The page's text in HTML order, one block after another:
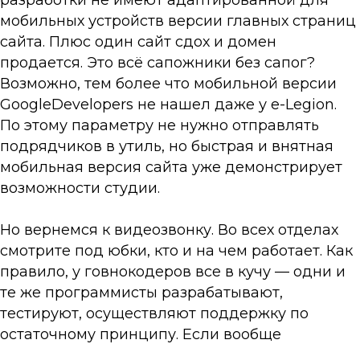
мобильных устройств версии главных страниц
сайта. Плюс один сайт сдох и домен
продается. Это всё сапожники без сапог?
Возможно, тем более что мобильной версии
GoogleDevelopers не нашел даже у e-Legion.
По этому параметру не нужно отправлять
подрядчиков в утиль, но быстрая и внятная
мобильная версия сайта уже демонстрирует
возможности студии.
Но вернемся к видеозвонку. Во всех отделах
смотрите под юбки, кто и на чем работает. Как
правило, у говнокодеров все в кучу — одни и
те же программисты разрабатывают,
тестируют, осуществляют поддержку по
остаточному принципу. Если вообще